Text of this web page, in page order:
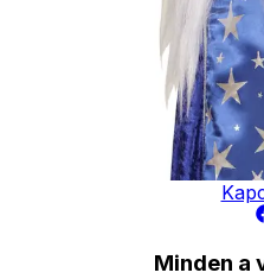
Minden a